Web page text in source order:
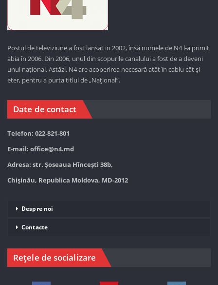
Postul de televiziune a fost lansat in 2002, însă numele de N4 l-a primit
abia în 2006. Din 2006, unul din scopurile canalului a fost de a deveni
unul național. Astăzi, N4 are acoperirea necesară atât în cablu cât și
eter, pentru a purta titlul de „Național”.
Date de contact
Telefon: 022-821-801
E-mail: office@n4.md
Adresa: str. Șoseaua Hînceşti 38b,
Chișinău, Republica Moldova, MD-2012
Despre noi
Contacte
Rețele de socializare